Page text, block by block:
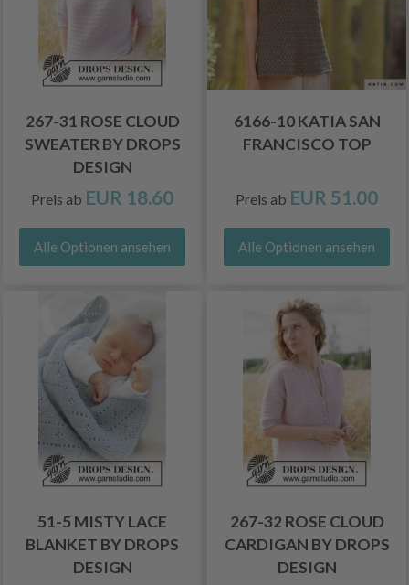
267-31 ROSE CLOUD
SWEATER BY DROPS
DESIGN
Preis ab EUR 18.60
Alle Optionen ansehen
6166-10 KATIA SAN
FRANCISCO TOP
Preis ab EUR 51.00
Alle Optionen ansehen
51-5 MISTY LACE
BLANKET BY DROPS
DESIGN
267-32 ROSE CLOUD
CARDIGAN BY DROPS
DESIGN